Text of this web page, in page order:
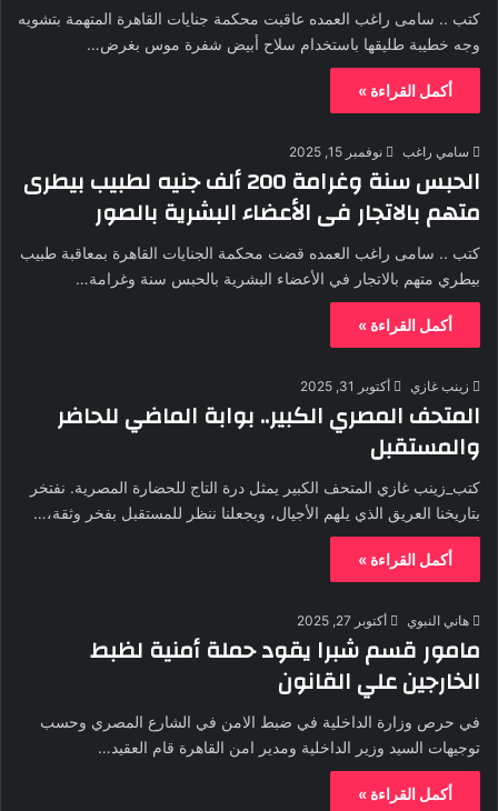
كتب .. سامى راغب العمده عاقبت محكمة جنايات القاهرة المتهمة بتشويه
وجه خطيبة طليقها باستخدام سلاح أبيض شفرة موس بغرض…
أكمل القراءة »
سامي راغب نوفمبر 15, 2025
الحبس سنة وغرامة 200 ألف جنيه لطبيب بيطرى
متهم بالاتجار فى الأعضاء البشرية بالصور
كتب .. سامى راغب العمده قضت محكمة الجنايات القاهرة بمعاقبة طبيب
بيطري متهم بالاتجار في الأعضاء البشرية بالحبس سنة وغرامة…
أكمل القراءة »
زينب غازي أكتوبر 31, 2025
المتحف المصري الكبير.. بوابة الماضي للحاضر
والمستقبل
كتب_زينب غازي المتحف الكبير يمثل درة التاج للحضارة المصرية. نفتخر
بتاريخنا العريق الذي يلهم الأجيال، ويجعلنا ننظر للمستقبل بفخر وثقة،…
أكمل القراءة »
هاني النبوي أكتوبر 27, 2025
مامور قسم شبرا يقود حملة أمنية لظبط
الخارجين علي القانون
في حرص وزارة الداخلية في ضبط الامن في الشارع المصري وحسب
توجيهات السيد وزير الداخلية ومدير امن القاهرة قام العقيد…
أكمل القراءة »